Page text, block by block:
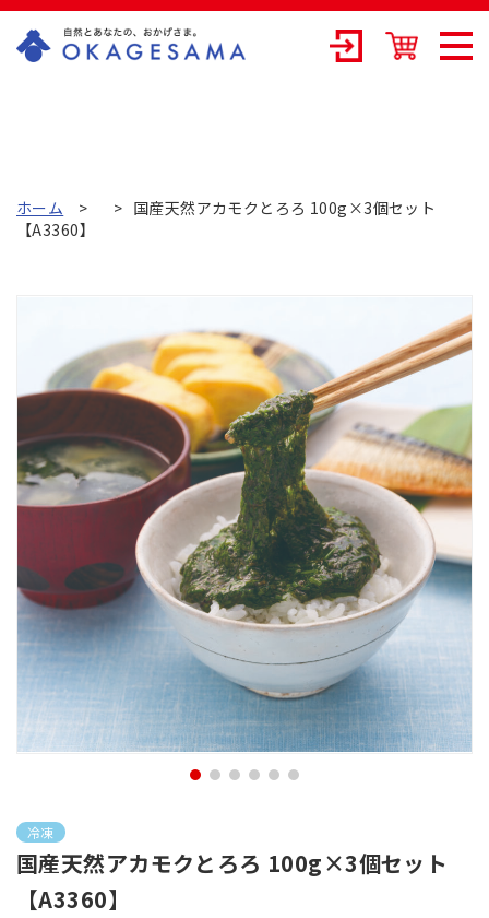
式会社の公式通
ホーム
国産天然アカモクとろろ 100g×3個セット
【A3360】
冷凍
国産天然アカモクとろろ 100g×3個セット
【A3360】